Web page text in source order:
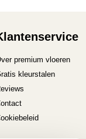
premium vloeren
kleurstalen